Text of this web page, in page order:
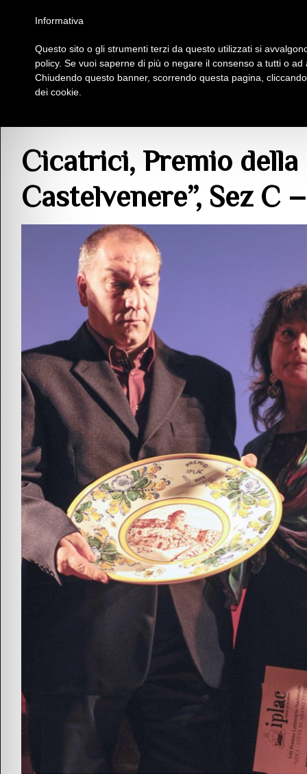
Insieme Per La Cultura
Cicatrici, Premio
Castelvenere”, Sez C
Informativa
Questo sito o gli strumenti terzi da questo utilizzati si
policy. Se vuoi saperne di più o negare il consenso a tutti o
Chiudendo questo banner, scorrendo questa pagina,
dei cookie.